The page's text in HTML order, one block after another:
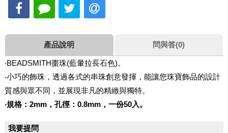
產品說明 問與答(0)
‧BEADSMITH棗珠(藍暈拉長石色)。
‧小巧的飾珠，透過各式的串珠創意發揮，能讓您珠寶飾品的設計
質感與眾不同，並展現非凡的精緻與獨特。
‧規格：2mm，孔徑：0.8mm，一份50入。
我要提問